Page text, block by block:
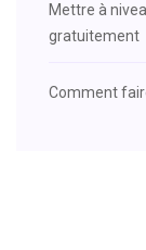
Mettre à
gratuitement
Comment